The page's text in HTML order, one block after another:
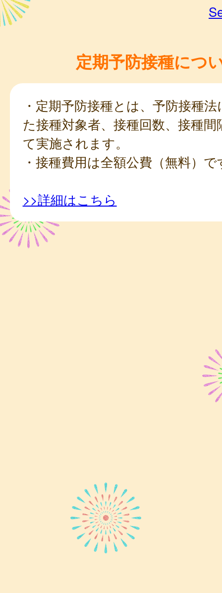
定期予防接種につ
・定期予防接種とは、予防接種
た接種対象者、接種回数、接種
て実施されます。
・接種費用は全額公費（無料）で
>>詳細はこちら